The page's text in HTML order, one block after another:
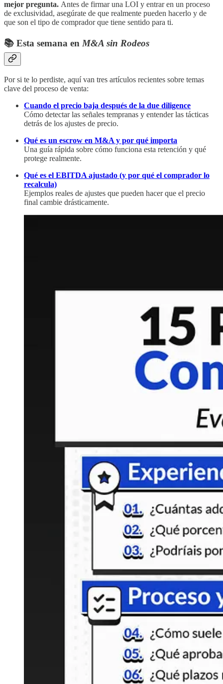
mejor pregunta. Antes de firmar una LOI y entrar en un proceso
de exclusividad, asegúrate de que realmente pueden hacerlo y de
que son el tipo de comprador que tiene sentido para ti.
📚 Esta semana en M&A sin Rodeos
Por si te lo perdiste, aquí van tres artículos recientes sobre temas
clave del proceso de venta:
Cuando el precio baja después de la due diligence
Cómo detectar las señales tempranas y entender las tácticas
detrás de los ajustes de precio.
Qué es un escrow en M&A y por qué importa
Una guía rápida sobre cómo funciona esta retención y qué
protege realmente.
Qué es el EBITDA ajustado (y por qué el comprador lo
recalcula)
Ejemplos reales de ajustes que pueden hacer que el precio
final cambie drásticamente.